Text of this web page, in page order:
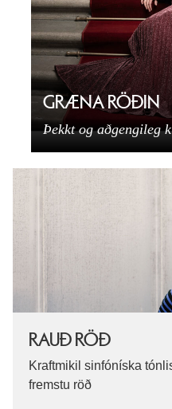
GRÆNA RÖÐIN
Þekkt og aðgengileg
RAUÐ RÖÐ
Kraftmikil sinfóníska
fremstu röð